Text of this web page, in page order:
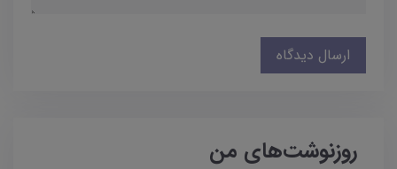
ارسال دیدگاه
روزنوشت‌های من